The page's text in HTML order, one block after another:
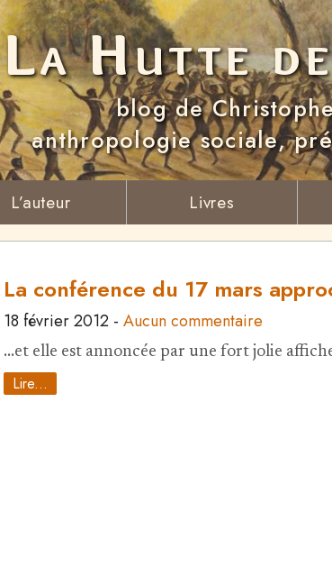
La Hutte
blog de
anthropologie sociale,
L’auteur Livres
La conférence du 17 mars
18 février 2012 - Aucun commentaire
...et elle est annoncée par une fort jolie
Lire...